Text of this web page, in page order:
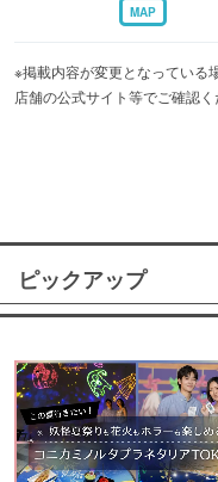
MAP
※掲載内容が変更となっている
店舗の公式サイト等でご確認く
ピックアップ